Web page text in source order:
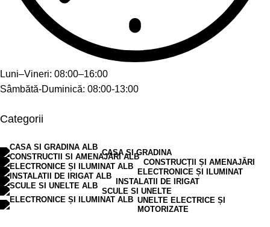
Luni–Vineri: 08:00–16:00
Sâmbătă-Duminică: 08:00-13:00
Categorii
CASA SI GRADINA
CONSTRUCȚII ȘI AMENAJĂRI
ELECTRONICE ȘI ILUMINAT
INSTALATII DE IRIGAT
SCULE SI UNELTE
UNELTE ELECTRICE ȘI
MOTORIZATE